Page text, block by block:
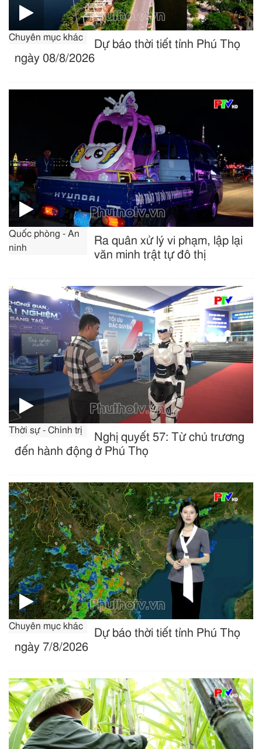
Chuyên mục khác
Dự báo thời tiết tỉnh Phú Thọ
ngày 08/8/2026
Quốc phòng - An
ninh
Ra quân xử lý vi phạm, lập lại
văn minh trật tự đô thị
Thời sự - Chính trị
Nghị quyết 57: Từ chủ trương
đến hành động ở Phú Thọ
Chuyên mục khác
Dự báo thời tiết tỉnh Phú Thọ
ngày 7/8/2026